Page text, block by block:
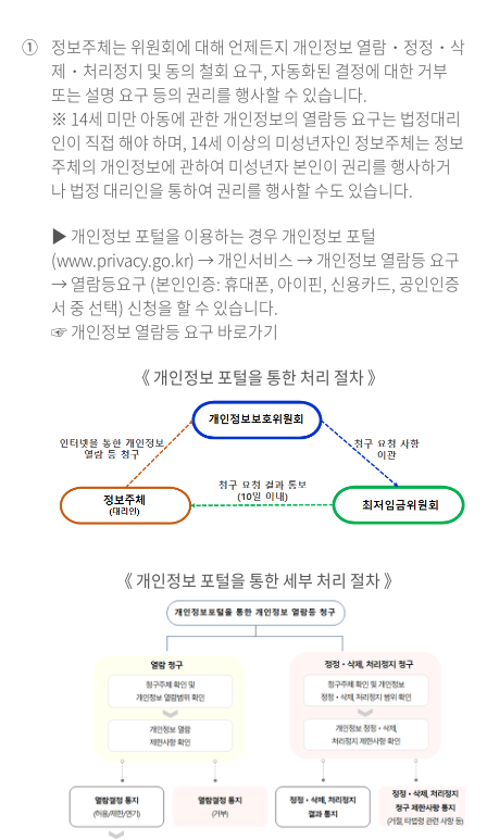
① 정보주체는 위원회에 대해 언제든지 개인정보 열람・정정・삭
제・처리정지 및 동의 철회 요구, 자동화된 결정에 대한 거부
또는 설명 요구 등의 권리를 행사할 수 있습니다.
※ 14세 미만 아동에 관한 개인정보의 열람등 요구는 법정대리
인이 직접 해야 하며, 14세 이상의 미성년자인 정보주체는 정보
주체의 개인정보에 관하여 미성년자 본인이 권리를 행사하거
나 법정 대리인을 통하여 권리를 행사할 수도 있습니다.
▶ 개인정보 포털을 이용하는 경우 개인정보 포털
(www.privacy.go.kr) → 개인서비스 → 개인정보 열람등 요구
→ 열람등요구 (본인인증: 휴대폰, 아이핀, 신용카드, 공인인증
서 중 선택) 신청을 할 수 있습니다.
☞ 개인정보 열람등 요구 바로가기
《 개인정보 포털을 통한 처리 절차 》
《 개인정보 포털을 통한 세부 처리 절차 》